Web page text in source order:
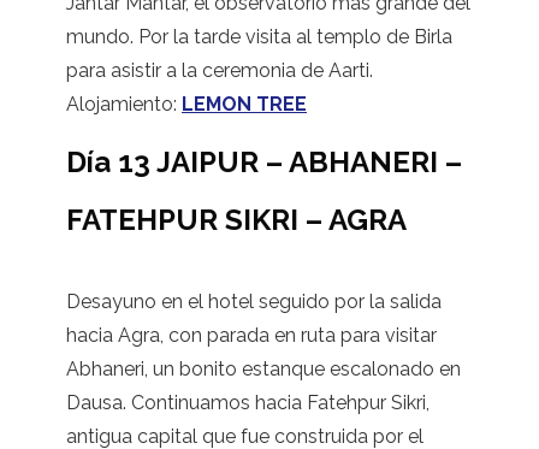
mundo. Por la tarde visita al templo de Birla
para asistir a la ceremonia de Aarti.
Alojamiento: LEMON TREE
Día 13 JAIPUR – ABHANERI –
FATEHPUR SIKRI – AGRA
Desayuno en el hotel seguido por la salida
hacia Agra, con parada en ruta para visitar
Abhaneri, un bonito estanque escalonado en
Dausa. Continuamos hacia Fatehpur Sikri,
antigua capital que fue construida por el